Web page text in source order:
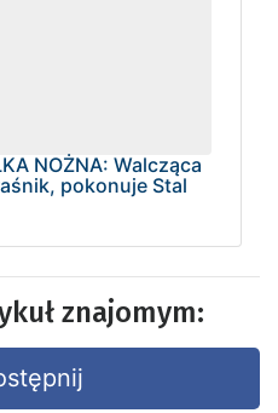
NOŻNA: Walcząca
pokonuje Stal
znajomym: